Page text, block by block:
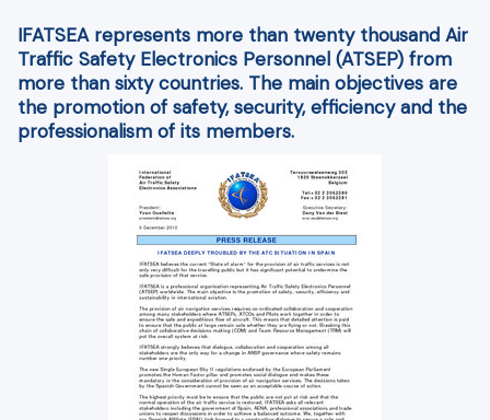
IFATSEA represents more than twenty thousand Air
Traffic Safety Electronics Personnel (ATSEP) from
more than sixty countries. The main objectives are
the promotion of safety, security, efficiency and the
professionalism of its members.